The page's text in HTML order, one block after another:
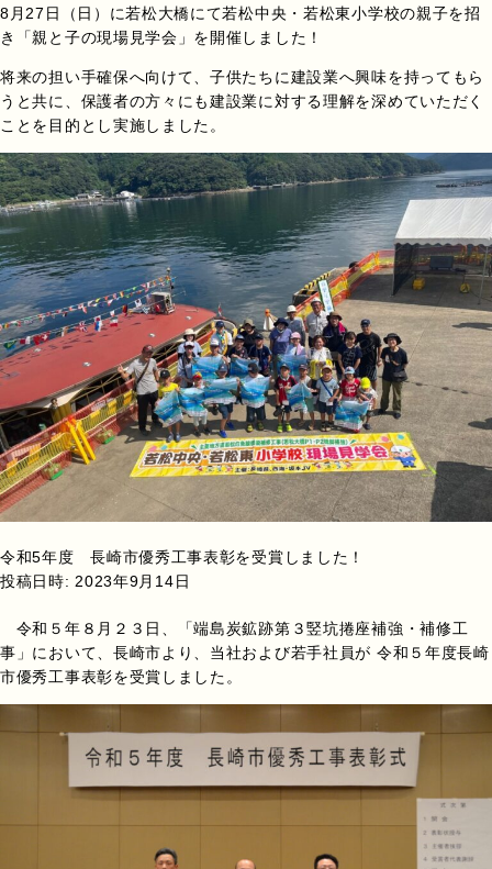
8月27日（日）に若松大橋にて若松中央・若松東小学校の親子を招
き「親と子の現場見学会」を開催しました！
将来の担い手確保へ向けて、子供たちに建設業へ興味を持ってもら
うと共に、保護者の方々にも建設業に対する理解を深めていただく
ことを目的とし実施しました。
令和5年度 長崎市優秀工事表彰を受賞しました！
投稿日時: 2023年9月14日
令和５年８月２３日、「端島炭鉱跡第３竪坑捲座補強・補修工
事」において、長崎市より、当社および若手社員が 令和５年度長崎
市優秀工事表彰を受賞しました。